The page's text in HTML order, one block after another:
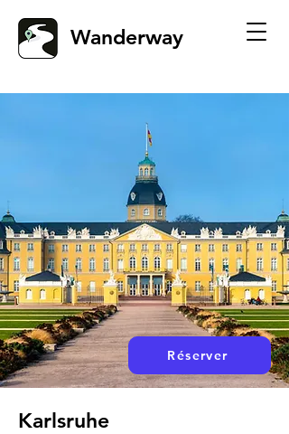
Wanderway
Réserver
Karlsruhe